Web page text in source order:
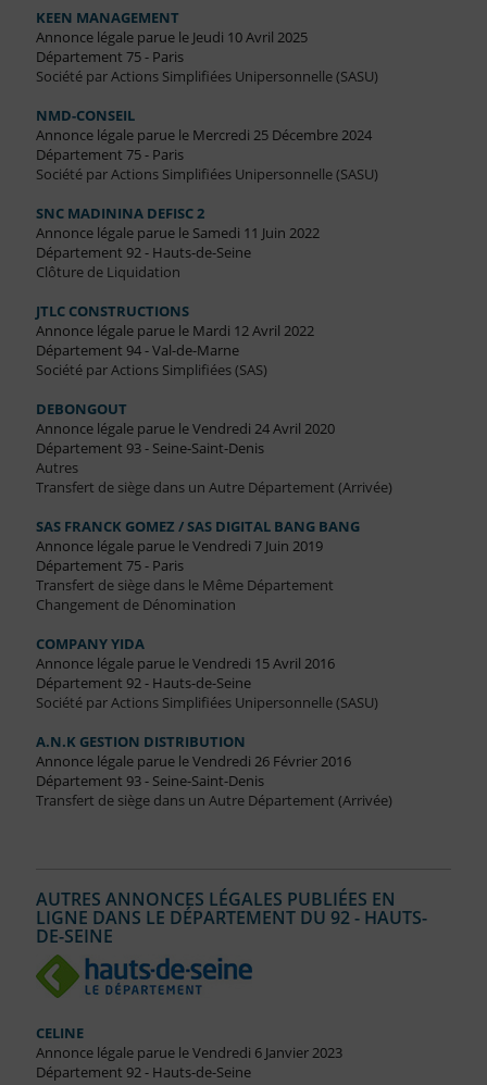
KEEN MANAGEMENT
Annonce légale parue le Jeudi 10 Avril 2025
Département 75 - Paris
Société par Actions Simplifiées Unipersonnelle (SASU)
NMD-CONSEIL
Annonce légale parue le Mercredi 25 Décembre 2024
Département 75 - Paris
Société par Actions Simplifiées Unipersonnelle (SASU)
SNC MADININA DEFISC 2
Annonce légale parue le Samedi 11 Juin 2022
Département 92 - Hauts-de-Seine
Clôture de Liquidation
JTLC CONSTRUCTIONS
Annonce légale parue le Mardi 12 Avril 2022
Département 94 - Val-de-Marne
Société par Actions Simplifiées (SAS)
DEBONGOUT
Annonce légale parue le Vendredi 24 Avril 2020
Département 93 - Seine-Saint-Denis
Autres
Transfert de siège dans un Autre Département (Arrivée)
SAS FRANCK GOMEZ / SAS DIGITAL BANG BANG
Annonce légale parue le Vendredi 7 Juin 2019
Département 75 - Paris
Transfert de siège dans le Même Département
Changement de Dénomination
COMPANY YIDA
Annonce légale parue le Vendredi 15 Avril 2016
Département 92 - Hauts-de-Seine
Société par Actions Simplifiées Unipersonnelle (SASU)
A.N.K GESTION DISTRIBUTION
Annonce légale parue le Vendredi 26 Février 2016
Département 93 - Seine-Saint-Denis
Transfert de siège dans un Autre Département (Arrivée)
AUTRES ANNONCES LÉGALES PUBLIÉES EN
LIGNE DANS LE DÉPARTEMENT DU 92 - HAUTS-
DE-SEINE
CELINE
Annonce légale parue le Vendredi 6 Janvier 2023
Département 92 - Hauts-de-Seine